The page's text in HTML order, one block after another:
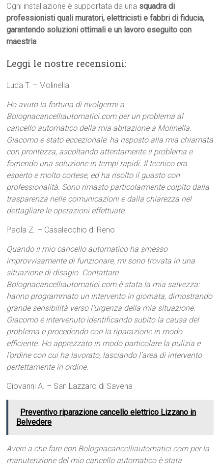
Ogni installazione è supportata da una squadra di
professionisti quali muratori, elettricisti e fabbri di fiducia,
garantendo soluzioni ottimali e un lavoro eseguito con
maestria.
Leggi le nostre recensioni:
Luca T. – Molinella
Ho avuto la fortuna di rivolgermi a
Bolognacancelliautomatici.com per un problema al
cancello automatico della mia abitazione a Molinella.
Giacomo è stato eccezionale: ha risposto alla mia chiamata
con prontezza, ascoltando attentamente il problema e
fornendo una soluzione in tempi rapidi. Il tecnico era
esperto e molto cortese, ed ha risolto il guasto con
professionalità. Sono rimasto particolarmente colpito dalla
trasparenza nelle comunicazioni e dalla chiarezza nel
dettagliare le operazioni effettuate.
Paola Z. – Casalecchio di Reno
Quando il mio cancello automatico ha smesso
improvvisamente di funzionare, mi sono trovata in una
situazione di disagio. Contattare
Bolognacancelliautomatici.com è stata la mia salvezza:
hanno programmato un intervento in giornata, dimostrando
grande sensibilità verso l’urgenza della mia situazione.
Giacomo è intervenuto identificando subito la causa del
problema e procedendo con la riparazione in modo
efficiente. Ho apprezzato in modo particolare la pulizia e
l’ordine con cui ha lavorato, lasciando l’area di intervento
perfettamente in ordine.
Giovanni A. – San Lazzaro di Savena
Preventivo riparazione cancello elettrico Lizzano in
Belvedere
Avere a che fare con Bolognacancelliautomatici.com per la
manutenzione del mio cancello automatico è stata